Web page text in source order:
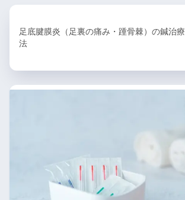
足底腱膜炎（足裏の痛み・踵骨棘）の鍼治療
法